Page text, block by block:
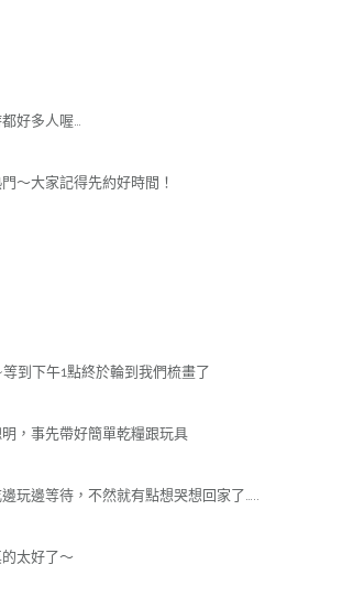
好多人喔…
～大家記得先約好時間！
到下午1點終於輪到我們梳畫了
，事先帶好簡單乾糧跟玩具
玩邊等待，不然就有點想哭想回家了…..
太好了～